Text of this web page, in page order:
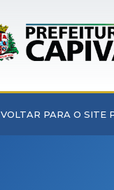
VOLTAR PARA O SITE